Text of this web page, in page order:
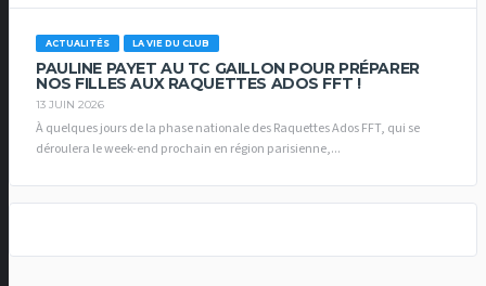
ACTUALITÉS LA VIE DU CLUB
PAULINE PAYET AU TC GAILLON POUR PRÉPARER
NOS FILLES AUX RAQUETTES ADOS FFT !
13 JUIN 2026
À quelques jours de la phase nationale des Raquettes Ados FFT, qui se
déroulera le week-end prochain en région parisienne,...